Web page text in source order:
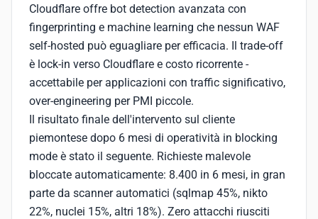
Cloudflare offre bot detection avanzata con
fingerprinting e machine learning che nessun WAF
self-hosted può eguagliare per efficacia. Il trade-off
è lock-in verso Cloudflare e costo ricorrente -
accettabile per applicazioni con traffic significativo,
over-engineering per PMI piccole.
Il risultato finale dell'intervento sul cliente
piemontese dopo 6 mesi di operatività in blocking
mode è stato il seguente. Richieste malevole
bloccate automaticamente: 8.400 in 6 mesi, in gran
parte da scanner automatici (sqlmap 45%, nikto
22%, nuclei 15%, altri 18%). Zero attacchi riusciti